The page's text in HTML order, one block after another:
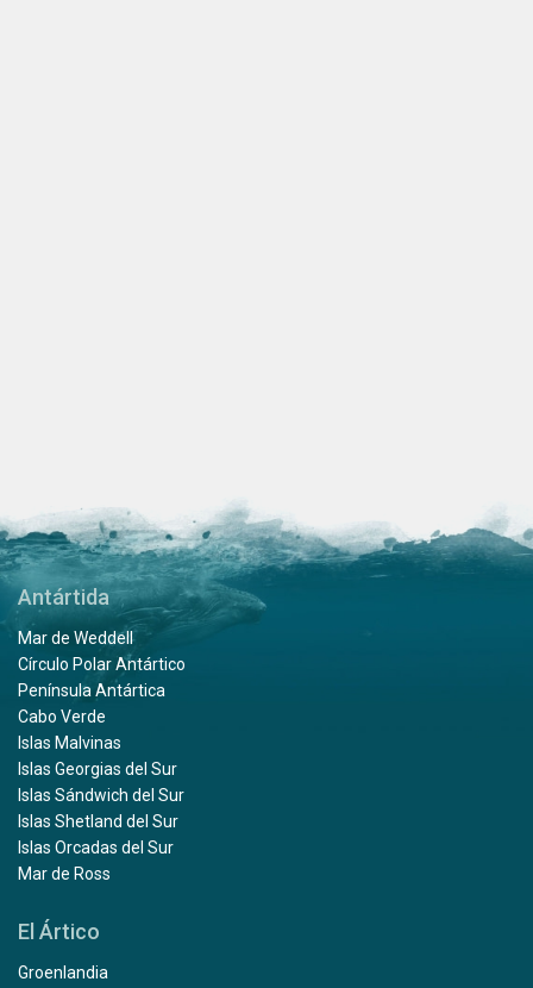
Antártida
Mar de Weddell
Círculo Polar Antártico
Península Antártica
Cabo Verde
Islas Malvinas
Islas Georgias del Sur
Islas Sándwich del Sur
Islas Shetland del Sur
Islas Orcadas del Sur
Mar de Ross
El Ártico
Groenlandia